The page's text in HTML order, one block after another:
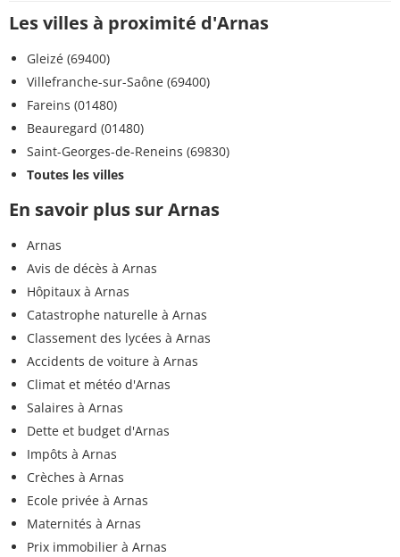
Les villes à proximité d'Arnas
Gleizé (69400)
Villefranche-sur-Saône (69400)
Fareins (01480)
Beauregard (01480)
Saint-Georges-de-Reneins (69830)
Toutes les villes
En savoir plus sur Arnas
Arnas
Avis de décès à Arnas
Hôpitaux à Arnas
Catastrophe naturelle à Arnas
Classement des lycées à Arnas
Accidents de voiture à Arnas
Climat et météo d'Arnas
Salaires à Arnas
Dette et budget d'Arnas
Impôts à Arnas
Crèches à Arnas
Ecole privée à Arnas
Maternités à Arnas
Prix immobilier à Arnas